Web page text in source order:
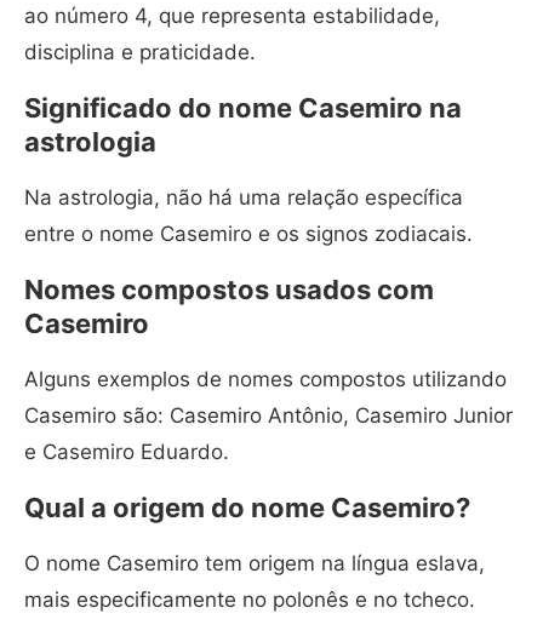
ao número 4, que representa estabilidade,
disciplina e praticidade.
Significado do nome Casemiro na
astrologia
Na astrologia, não há uma relação específica
entre o nome Casemiro e os signos zodiacais.
Nomes compostos usados com
Casemiro
Alguns exemplos de nomes compostos utilizando
Casemiro são: Casemiro Antônio, Casemiro Junior
e Casemiro Eduardo.
Qual a origem do nome Casemiro?
O nome Casemiro tem origem na língua eslava,
mais especificamente no polonês e no tcheco.